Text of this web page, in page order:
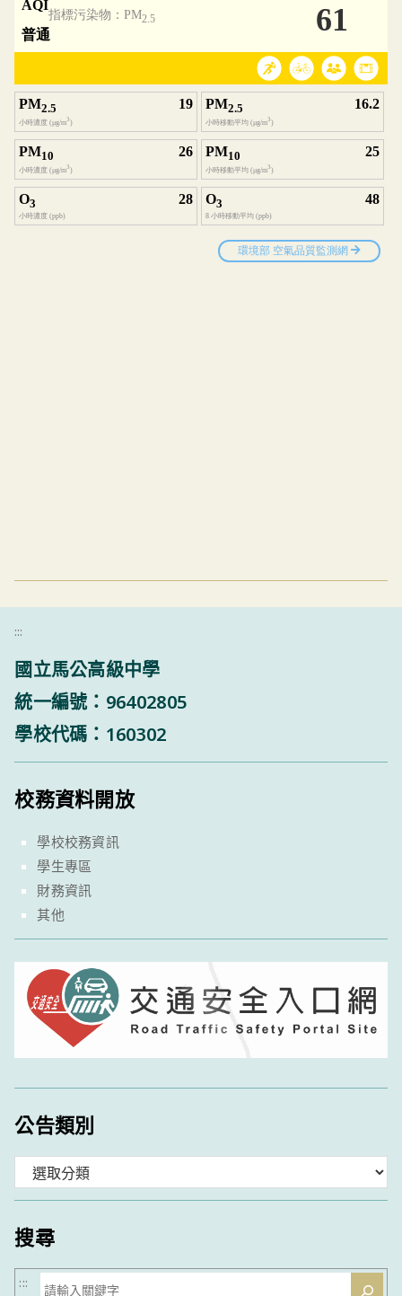
:::
國立馬公高級中學
統一編號：96402805
學校代碼：160302
校務資料開放
學校校務資訊
學生專區
財務資訊
其他
公告類別
類
搜尋
搜
:::